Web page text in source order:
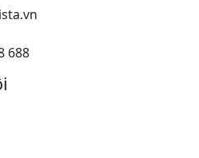
688